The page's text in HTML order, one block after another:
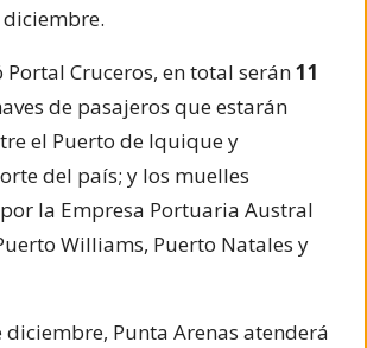
Portal Cruceros, en total serán11
de pasajeros que estarán
el Puerto de Iquique y
del país; y los muelles
la Empresa Portuaria Austral
Williams, Puerto Natales y
diciembre, Punta Arenas atenderá